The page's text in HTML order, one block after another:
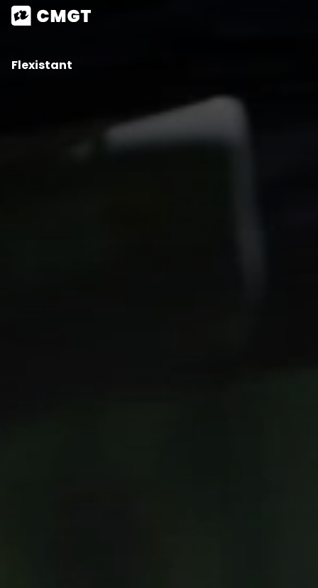
Flexistant